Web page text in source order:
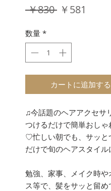
￥830 通
格
￥581
数量 *
カートに追加する
♫今話題のヘアアクセサ
つけるだけで簡単おしゃ
♡忙しい朝でも、サッと
だけで旬のヘアスタイル
勉強、家事、メイク時や
ス等で、髪をサッと留め